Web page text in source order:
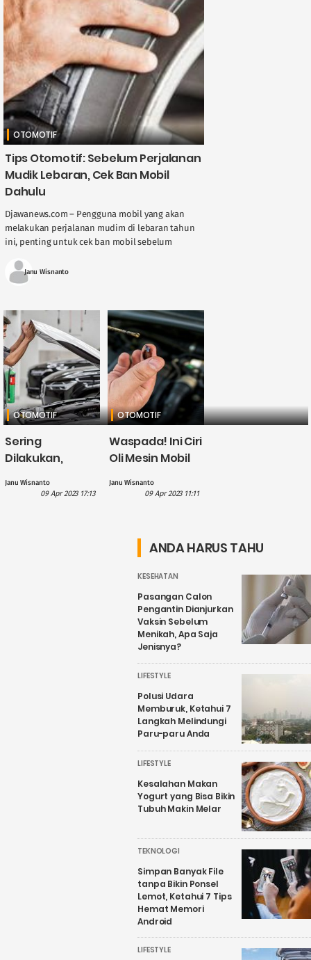
OTOMOTIF
Tips Otomotif: Sebelum Perjalanan
Mudik Lebaran, Cek Ban Mobil
Dahulu
Djawanews.com – Pengguna mobil yang akan
melakukan perjalanan mudim di lebaran tahun
ini, penting untuk cek ban mobil sebelum
menjadi faktor utama ....
Janu Wisnanto
OTOMOTIF
Sering
Dilakukan,
Pengemudi ini
Janu Wisnanto
09 Apr 2023 17:13
OTOMOTIF
Waspada! Ini Ciri
Oli Mesin Mobil
Perjalanan
Janu Wisnanto
09 Apr 2023 11:11
ANDA HARUS TAHU
KESEHATAN
Pasangan Calon
Pengantin Dianjurkan
Vaksin Sebelum
Menikah, Apa Saja
Jenisnya?
LIFESTYLE
Polusi Udara
Memburuk, Ketahui 7
Langkah Melindungi
Paru-paru Anda
LIFESTYLE
Kesalahan Makan
Yogurt yang Bisa Bikin
Tubuh Makin Melar
TEKNOLOGI
Simpan Banyak File
tanpa Bikin Ponsel
Lemot, Ketahui 7 Tips
Hemat Memori
Android
LIFESTYLE